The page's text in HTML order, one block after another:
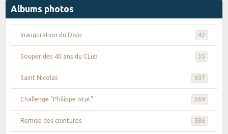
Albums photos
Inauguration du Dojo 42
Souper des 40 ans du CLub 35
Saint Nicolas 607
Challenge "Philippe Istat" 369
Remise des ceintures 586